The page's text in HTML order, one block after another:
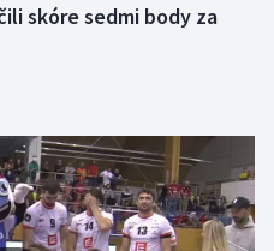
skóre sedmi body za